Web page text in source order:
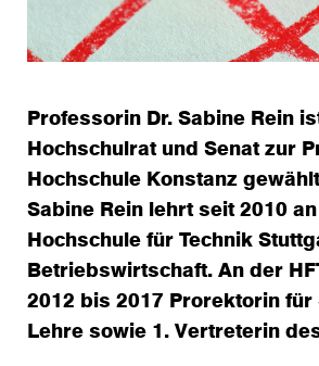
Professorin Dr. Sabine Rein
Hochschulrat und Senat zur
Hochschule Konstanz
Sabine Rein lehrt seit 2010
Hochschule für Technik
Betriebswirtschaft. An der
2012 bis 2017 Prorektorin für
Lehre sowie 1. Vertreterin